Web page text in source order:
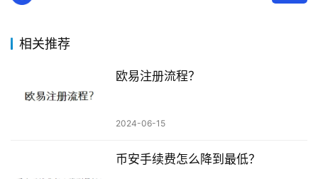
相关推荐
欧易注册流程？
2024-06-15
币安手续费怎么降到最低？